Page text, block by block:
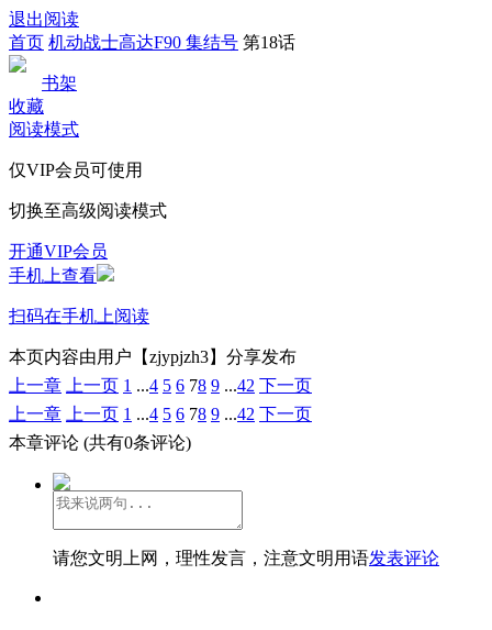
退出阅读
首页 机动战士高达F90 集结号 第18话
书架
收藏
阅读模式
仅VIP会员可使用
切换至高级阅读模式
开通VIP会员
手机上查看
扫码在手机上阅读
本页内容由用户【zjypjzh3】分享发布
上一章
上一页 1 ...4 5 6 78 9 ...42 下一页
上一章
上一页 1 ...4 5 6 78 9 ...42 下一页
本章评论 (共有0条评论)
请您文明上网，理性发言，注意文明用语发表评论